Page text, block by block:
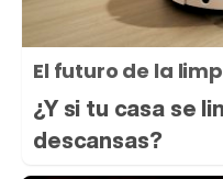
El futuro de la
¿Y si tu casa se
descansas?